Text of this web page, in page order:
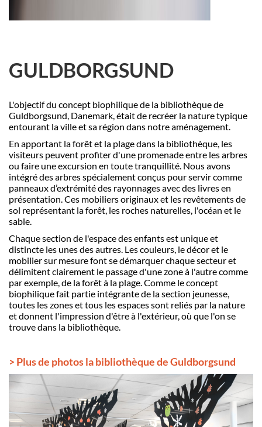
GULDBORGSUND
L'objectif du concept biophilique de la bibliothèque de
Guldborgsund, Danemark, était de recréer la nature typique
entourant la ville et sa région dans notre aménagement.
En apportant la forêt et la plage dans la bibliothèque, les
visiteurs peuvent profiter d'une promenade entre les arbres
ou faire une excursion en toute tranquillité. Nous avons
intégré des arbres spécialement conçus pour servir comme
panneaux d’extrémité des rayonnages avec des livres en
présentation. Ces mobiliers originaux et les revêtements de
sol représentant la forêt, les roches naturelles, l'océan et le
sable.
Chaque section de l'espace des enfants est unique et
distincte les unes des autres. Les couleurs, le décor et le
mobilier sur mesure font se démarquer chaque secteur et
délimitent clairement le passage d'une zone à l'autre comme
par exemple, de la forêt à la plage. Comme le concept
biophilique fait partie intégrante de la section jeunesse,
toutes les zones et tous les espaces sont reliés par la nature
et donnent l'impression d'être à l'extérieur, où que l'on se
trouve dans la bibliothèque.
> Plus de photos la bibliothèque de Guldborgsund